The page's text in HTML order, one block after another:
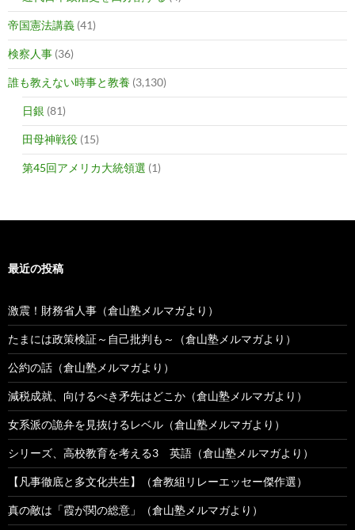
帝国憲法講義 (41)
検察人事 (36)
誰も教えない時事と教養 (3,130)
日銀 (81)
田母神戦役 (15)
第45回アメリカ大統領選 (1)
最近の投稿
激震！財務省人事（倉山塾メルマガより）
たまには政策検証～自己批判も～（倉山塾メルマガより）
公約の話（倉山塾メルマガより）
減税成就、向けるべき矛先はどこか（倉山塾メルマガより）
女系派の詭弁を見抜けるレベル（倉山塾メルマガより）
シリーズ、高校教育を考える3 英語（倉山塾メルマガより）
【凡事徹底と多文化共生】（倉教組リレーエッセー傑作選）
真の敵は「霞が関の総意」（倉山塾メルマガより）